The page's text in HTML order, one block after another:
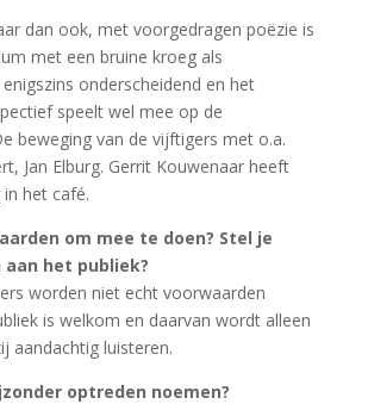
dan ook, met voorgedragen poëzie is
met een bruine kroeg als
onderscheidend en het
speelt wel mee op de
beweging van de vijftigers met o.a.
Jan Elburg. Gerrit Kouwenaar heeft
het café.
om mee te doen? Stel je
het publiek?
worden niet echt voorwaarden
is welkom en daarvan wordt alleen
aandachtig luisteren.
optreden noemen?